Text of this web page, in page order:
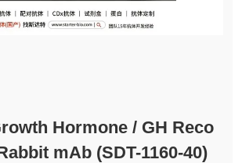
Hormone / GH Reco
mAb (SDT-1160-40)